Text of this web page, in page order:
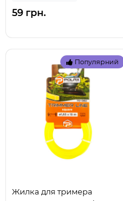
59 грн.
Популярний
Жилка для тримера